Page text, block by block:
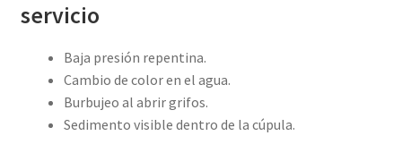
servicio
Baja presión repentina.
Cambio de color en el agua.
Burbujeo al abrir grifos.
Sedimento visible dentro de la cúpula.